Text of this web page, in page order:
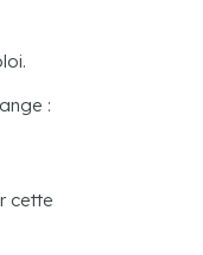
:
cette